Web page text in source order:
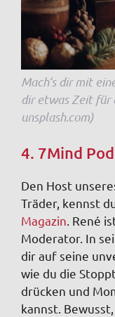
Mach‘s dir mit
dir etwas Zeit für
unsplash.com)
4. 7Mind
Den Host
Träder, kennst
Magazin . René
Moderator. In
dir auf seine
wie du die
drücken und
kannst.